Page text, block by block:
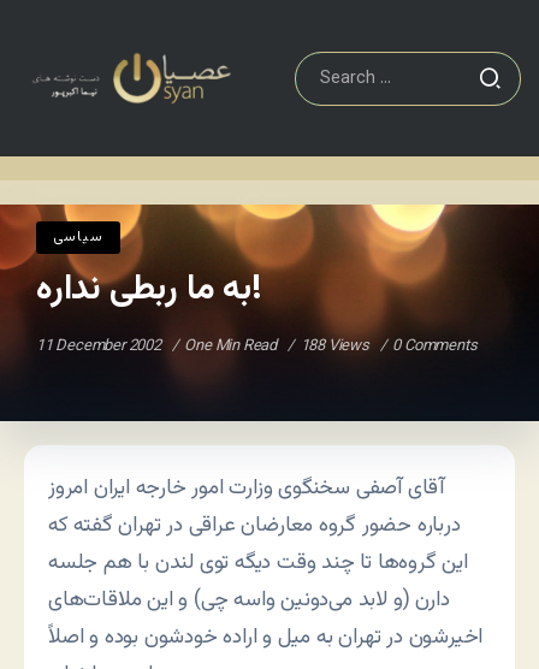
سياسی
به ما ربطی نداره!
11 December 2002 One Min Read 188 Views 0 Comments
آقای آصفی سخنگوی وزارت امور خارجه ایران امروز
درباره حضور گروه معارضان عراقی در تهران گفته که
این گروه‌ها تا چند وقت دیگه توی لندن با هم جلسه
دارن (و لابد می‌دونین واسه چی) و این ملاقات‌های
اخیرشون در تهران به میل و اراده خودشون بوده و اصلاً